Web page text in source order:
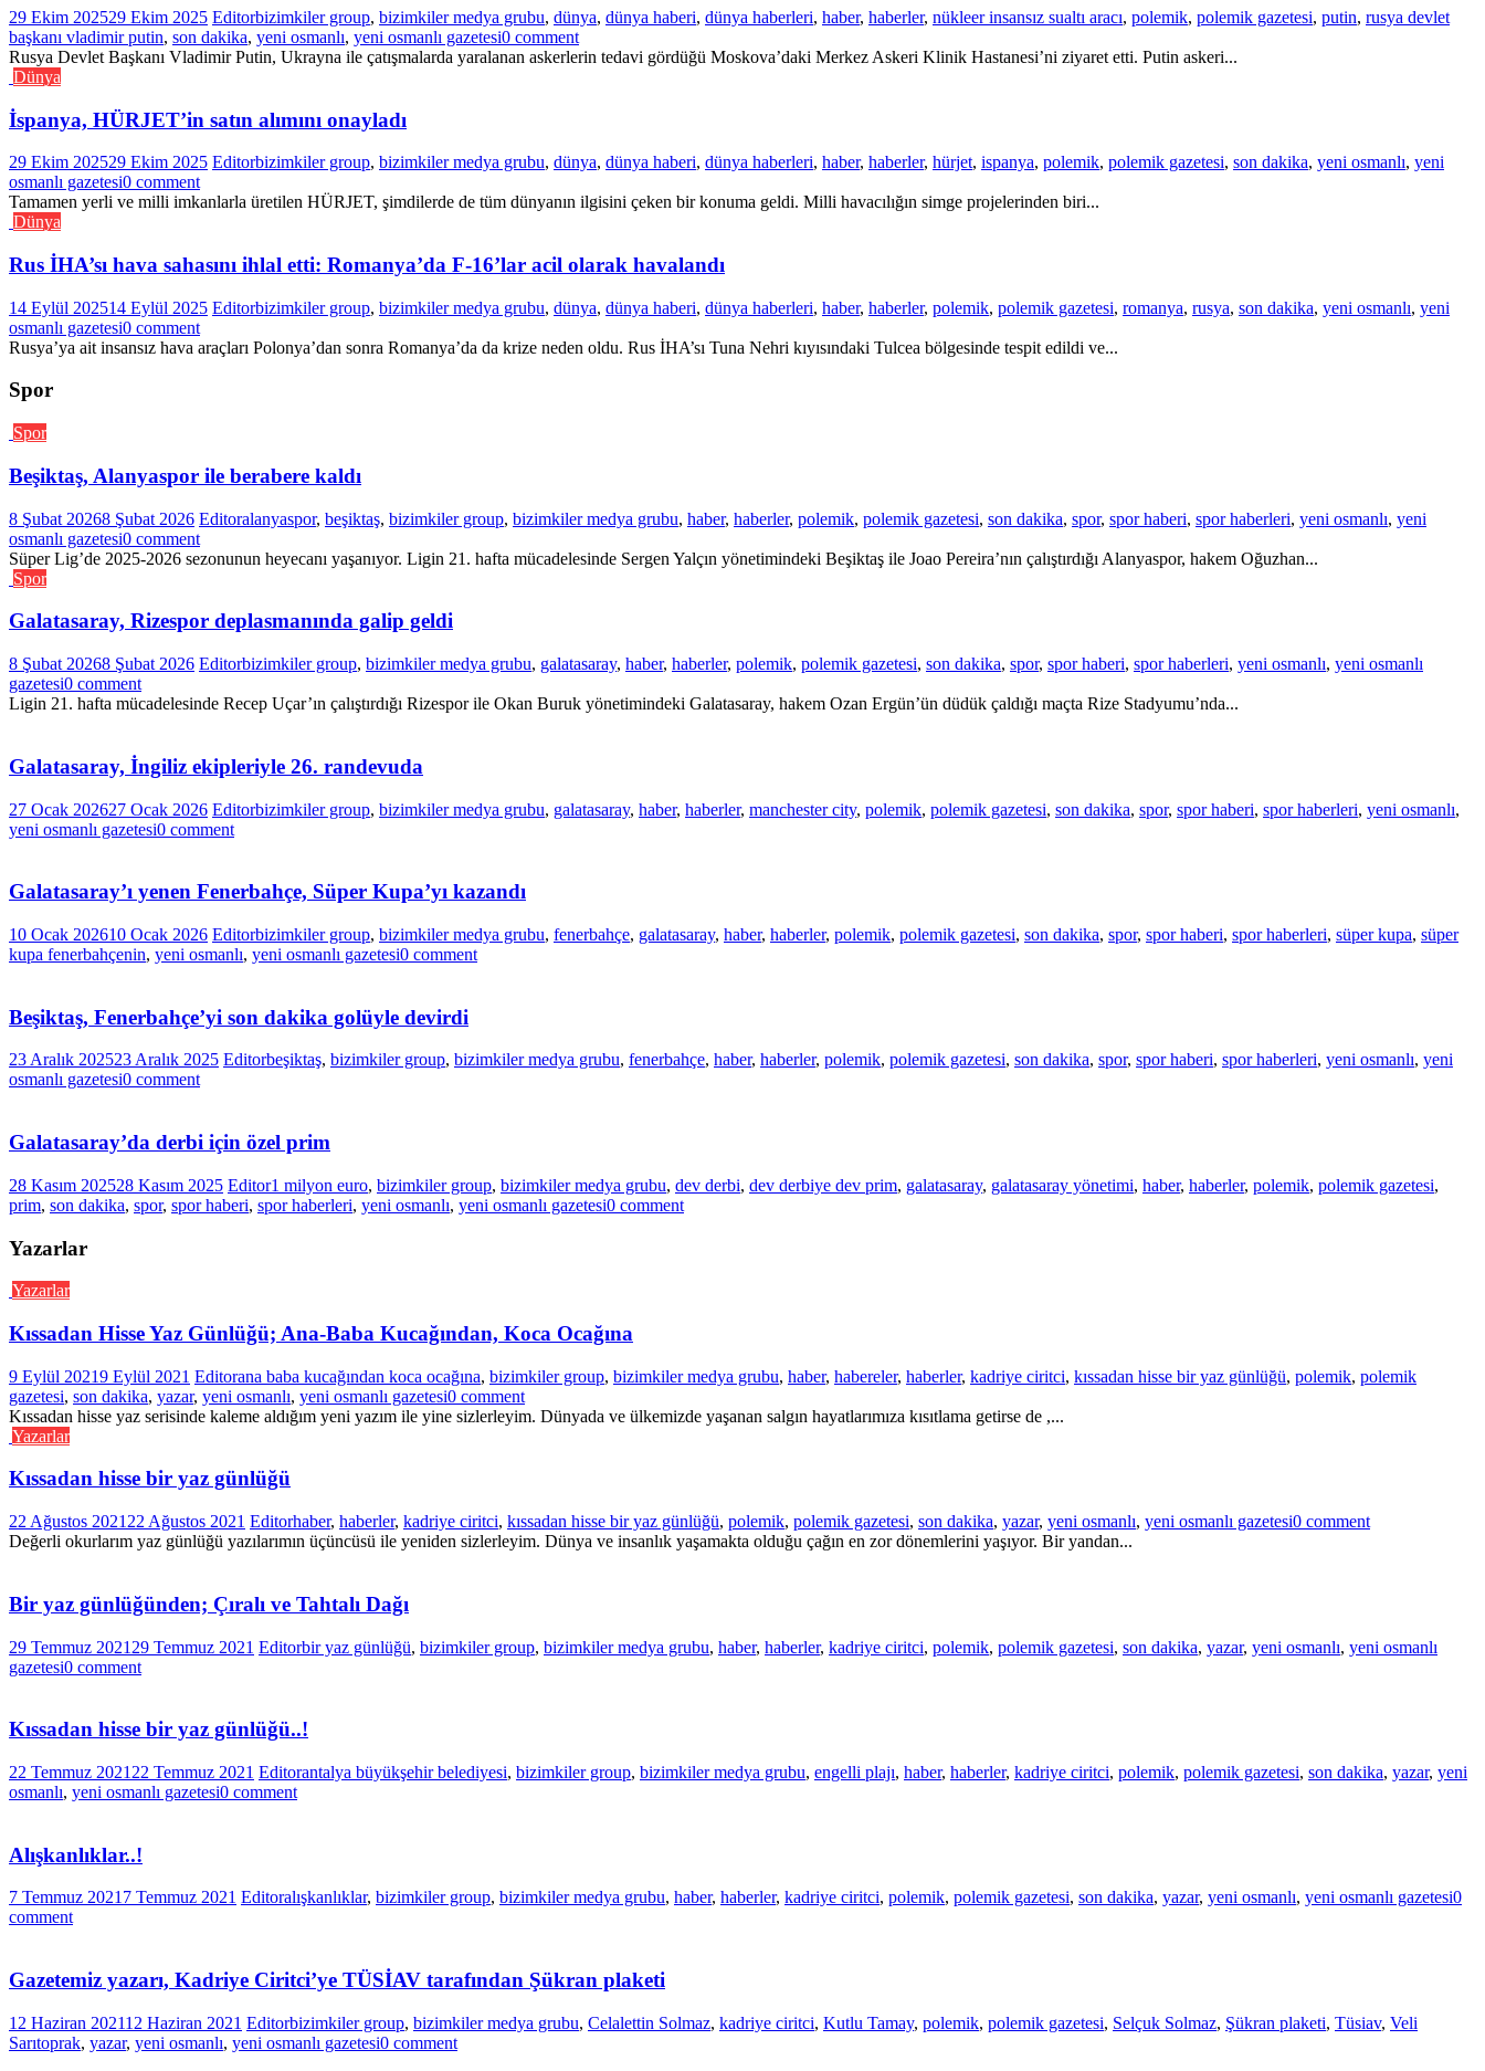
29 Ekim 202529 Ekim 2025 Editorbizimkiler group, bizimkiler medya grubu, dünya, dünya haberi, dünya haberleri, haber, haberler, nükleer insansız sualtı aracı, polemik, polemik gazetesi, putin, rusya devlet
başkanı vladimir putin, son dakika, yeni osmanlı, yeni osmanlı gazetesi0 comment
Rusya Devlet Başkanı Vladimir Putin, Ukrayna ile çatışmalarda yaralanan askerlerin tedavi gördüğü Moskova’daki Merkez Askeri Klinik Hastanesi’ni ziyaret etti. Putin askeri...
Dünya
İspanya, HÜRJET’in satın alımını onayladı
29 Ekim 202529 Ekim 2025 Editorbizimkiler group, bizimkiler medya grubu, dünya, dünya haberi, dünya haberleri, haber, haberler, hürjet, ispanya, polemik, polemik gazetesi, son dakika, yeni osmanlı, yeni
osmanlı gazetesi0 comment
Tamamen yerli ve milli imkanlarla üretilen HÜRJET, şimdilerde de tüm dünyanın ilgisini çeken bir konuma geldi. Milli havacılığın simge projelerinden biri...
Dünya
Rus İHA’sı hava sahasını ihlal etti: Romanya’da F-16’lar acil olarak havalandı
14 Eylül 202514 Eylül 2025 Editorbizimkiler group, bizimkiler medya grubu, dünya, dünya haberi, dünya haberleri, haber, haberler, polemik, polemik gazetesi, romanya, rusya, son dakika, yeni osmanlı, yeni
osmanlı gazetesi0 comment
Rusya’ya ait insansız hava araçları Polonya’dan sonra Romanya’da da krize neden oldu. Rus İHA’sı Tuna Nehri kıyısındaki Tulcea bölgesinde tespit edildi ve...
Spor
Spor
Beşiktaş, Alanyaspor ile berabere kaldı
8 Şubat 20268 Şubat 2026 Editoralanyaspor, beşiktaş, bizimkiler group, bizimkiler medya grubu, haber, haberler, polemik, polemik gazetesi, son dakika, spor, spor haberi, spor haberleri, yeni osmanlı, yeni
osmanlı gazetesi0 comment
Süper Lig’de 2025-2026 sezonunun heyecanı yaşanıyor. Ligin 21. hafta mücadelesinde Sergen Yalçın yönetimindeki Beşiktaş ile Joao Pereira’nın çalıştırdığı Alanyaspor, hakem Oğuzhan...
Spor
Galatasaray, Rizespor deplasmanında galip geldi
8 Şubat 20268 Şubat 2026 Editorbizimkiler group, bizimkiler medya grubu, galatasaray, haber, haberler, polemik, polemik gazetesi, son dakika, spor, spor haberi, spor haberleri, yeni osmanlı, yeni osmanlı
gazetesi0 comment
Ligin 21. hafta mücadelesinde Recep Uçar’ın çalıştırdığı Rizespor ile Okan Buruk yönetimindeki Galatasaray, hakem Ozan Ergün’ün düdük çaldığı maçta Rize Stadyumu’nda...
Galatasaray, İngiliz ekipleriyle 26. randevuda
27 Ocak 202627 Ocak 2026 Editorbizimkiler group, bizimkiler medya grubu, galatasaray, haber, haberler, manchester city, polemik, polemik gazetesi, son dakika, spor, spor haberi, spor haberleri, yeni osmanlı,
yeni osmanlı gazetesi0 comment
Galatasaray’ı yenen Fenerbahçe, Süper Kupa’yı kazandı
10 Ocak 202610 Ocak 2026 Editorbizimkiler group, bizimkiler medya grubu, fenerbahçe, galatasaray, haber, haberler, polemik, polemik gazetesi, son dakika, spor, spor haberi, spor haberleri, süper kupa, süper
kupa fenerbahçenin, yeni osmanlı, yeni osmanlı gazetesi0 comment
Beşiktaş, Fenerbahçe’yi son dakika golüyle devirdi
23 Aralık 202523 Aralık 2025 Editorbeşiktaş, bizimkiler group, bizimkiler medya grubu, fenerbahçe, haber, haberler, polemik, polemik gazetesi, son dakika, spor, spor haberi, spor haberleri, yeni osmanlı, yeni
osmanlı gazetesi0 comment
Galatasaray’da derbi için özel prim
28 Kasım 202528 Kasım 2025 Editor1 milyon euro, bizimkiler group, bizimkiler medya grubu, dev derbi, dev derbiye dev prim, galatasaray, galatasaray yönetimi, haber, haberler, polemik, polemik gazetesi,
prim, son dakika, spor, spor haberi, spor haberleri, yeni osmanlı, yeni osmanlı gazetesi0 comment
Yazarlar
Yazarlar
Kıssadan Hisse Yaz Günlüğü; Ana-Baba Kucağından, Koca Ocağına
9 Eylül 20219 Eylül 2021 Editorana baba kucağından koca ocağına, bizimkiler group, bizimkiler medya grubu, haber, habereler, haberler, kadriye ciritci, kıssadan hisse bir yaz günlüğü, polemik, polemik
gazetesi, son dakika, yazar, yeni osmanlı, yeni osmanlı gazetesi0 comment
Kıssadan hisse yaz serisinde kaleme aldığım yeni yazım ile yine sizlerleyim. Dünyada ve ülkemizde yaşanan salgın hayatlarımıza kısıtlama getirse de ,...
Yazarlar
Kıssadan hisse bir yaz günlüğü
22 Ağustos 2021 22 Ağustos 2021 Editorhaber, haberler, kadriye ciritci, kıssadan hisse bir yaz günlüğü, polemik, polemik gazetesi, son dakika, yazar, yeni osmanlı, yeni osmanlı gazetesi0 comment
Değerli okurlarım yaz günlüğü yazılarımın üçüncüsü ile yeniden sizlerleyim. Dünya ve insanlık yaşamakta olduğu çağın en zor dönemlerini yaşıyor. Bir yandan...
Bir yaz günlüğünden; Çıralı ve Tahtalı Dağı
29 Temmuz 2021 29 Temmuz 2021 Editorbir yaz günlüğü, bizimkiler group, bizimkiler medya grubu, haber, haberler, kadriye ciritci, polemik, polemik gazetesi, son dakika, yazar, yeni osmanlı, yeni osmanlı
gazetesi0 comment
Kıssadan hisse bir yaz günlüğü..!
22 Temmuz 2021 22 Temmuz 2021 Editorantalya büyükşehir belediyesi, bizimkiler group, bizimkiler medya grubu, engelli plajı, haber, haberler, kadriye ciritci, polemik, polemik gazetesi, son dakika, yazar, yeni
osmanlı, yeni osmanlı gazetesi0 comment
Alışkanlıklar..!
7 Temmuz 20217 Temmuz 2021 Editoralışkanlıklar, bizimkiler group, bizimkiler medya grubu, haber, haberler, kadriye ciritci, polemik, polemik gazetesi, son dakika, yazar, yeni osmanlı, yeni osmanlı gazetesi0
comment
Gazetemiz yazarı, Kadriye Ciritci’ye TÜSİAV tarafından Şükran plaketi
12 Haziran 202112 Haziran 2021 Editorbizimkiler group, bizimkiler medya grubu, Celalettin Solmaz, kadriye ciritci, Kutlu Tamay, polemik, polemik gazetesi, Selçuk Solmaz, Şükran plaketi, Tüsiav, Veli
Sarıtoprak, yazar, yeni osmanlı, yeni osmanlı gazetesi0 comment